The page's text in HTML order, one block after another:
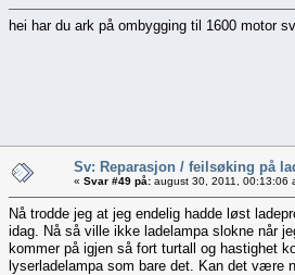
hei har du ark på ombygging til 1600 motor
Sv: Reparasjon / feilsøking på
« Svar #49 på: august 30, 2011, 00:13:06
Nå trodde jeg at jeg endelig hadde løst
idag. Nå så ville ikke ladelampa slokne når
kommer på igjen så fort turtall og hastighet
lyserladelampa som bare det. Kan det være